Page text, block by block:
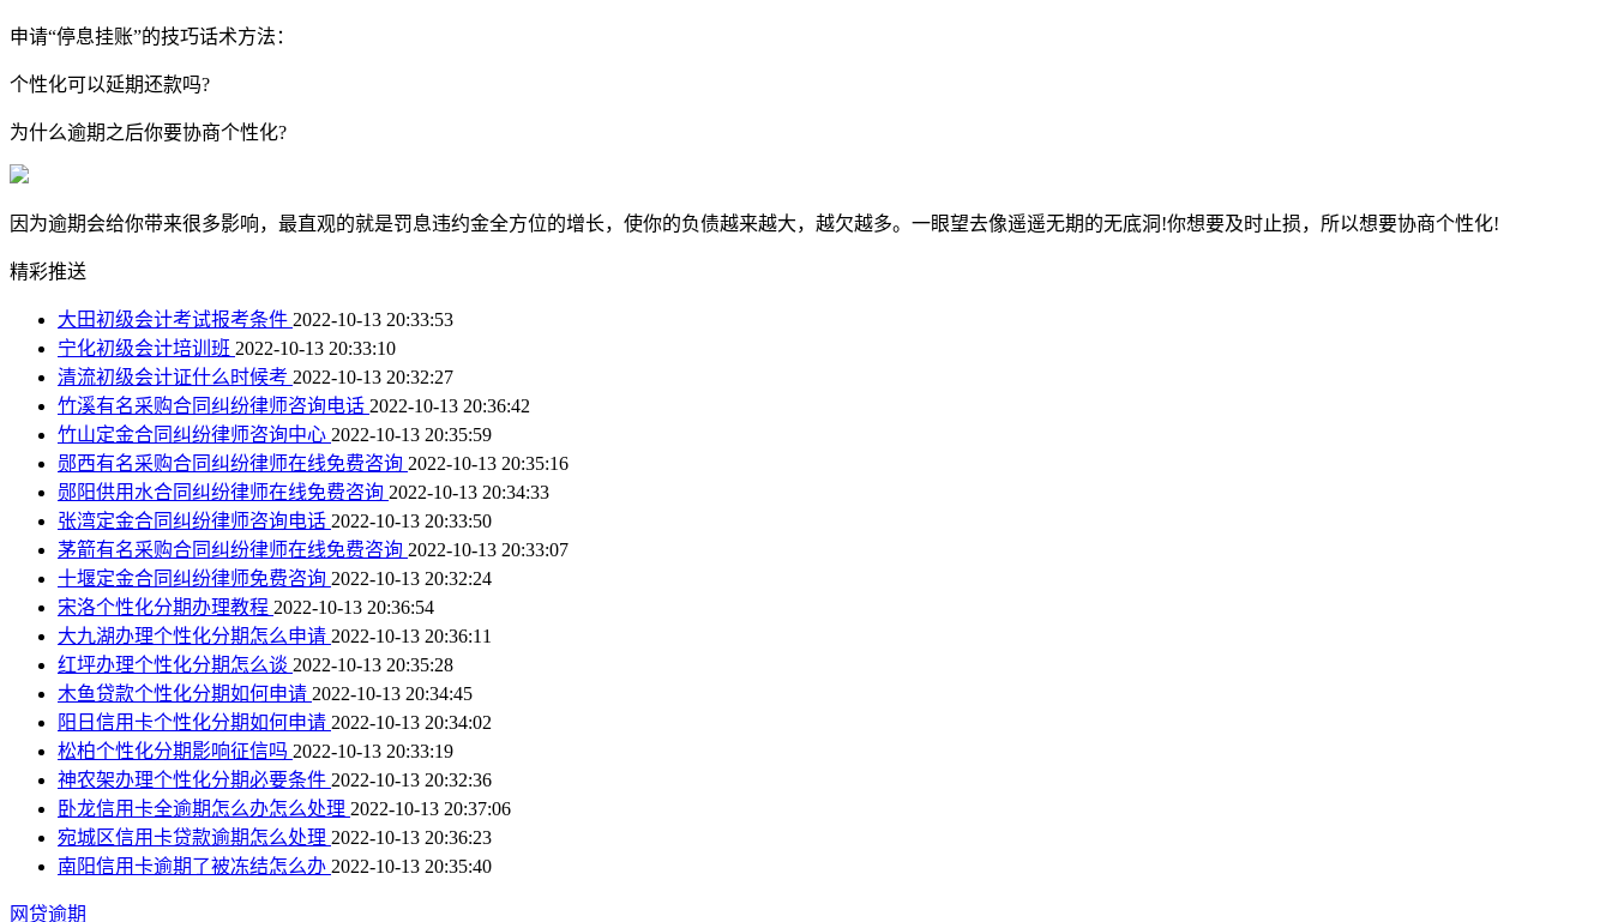
申请“停息挂账”的技巧话术方法：
个性化可以延期还款吗?
为什么逾期之后你要协商个性化?
因为逾期会给你带来很多影响，最直观的就是罚息违约金全方位的增长，使你的负债越来越大，越欠越多。一眼望去像遥遥无期的无底洞!你想要及时止损，所以想要协商个性化!
精彩推送
大田初级会计考试报考条件 2022-10-13 20:33:53
宁化初级会计培训班 2022-10-13 20:33:10
清流初级会计证什么时候考 2022-10-13 20:32:27
竹溪有名采购合同纠纷律师咨询电话 2022-10-13 20:36:42
竹山定金合同纠纷律师咨询中心 2022-10-13 20:35:59
郧西有名采购合同纠纷律师在线免费咨询 2022-10-13 20:35:16
郧阳供用水合同纠纷律师在线免费咨询 2022-10-13 20:34:33
张湾定金合同纠纷律师咨询电话 2022-10-13 20:33:50
茅箭有名采购合同纠纷律师在线免费咨询 2022-10-13 20:33:07
十堰定金合同纠纷律师免费咨询 2022-10-13 20:32:24
宋洛个性化分期办理教程 2022-10-13 20:36:54
大九湖办理个性化分期怎么申请 2022-10-13 20:36:11
红坪办理个性化分期怎么谈 2022-10-13 20:35:28
木鱼贷款个性化分期如何申请 2022-10-13 20:34:45
阳日信用卡个性化分期如何申请 2022-10-13 20:34:02
松柏个性化分期影响征信吗 2022-10-13 20:33:19
神农架办理个性化分期必要条件 2022-10-13 20:32:36
卧龙信用卡全逾期怎么办怎么处理 2022-10-13 20:37:06
宛城区信用卡贷款逾期怎么处理 2022-10-13 20:36:23
南阳信用卡逾期了被冻结怎么办 2022-10-13 20:35:40
网贷逾期